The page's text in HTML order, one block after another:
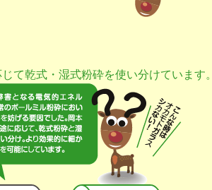
て乾式・湿式粉砕を使い分けています。